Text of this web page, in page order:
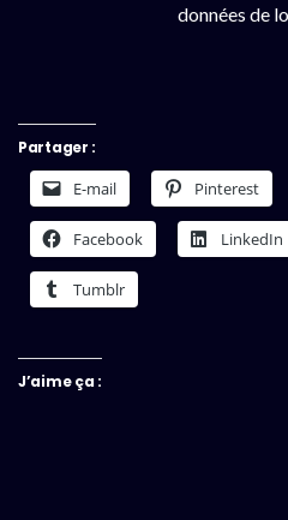
données de
Partager :
E-mail Pinterest
Facebook LinkedIn
Tumblr
J’aime ça :